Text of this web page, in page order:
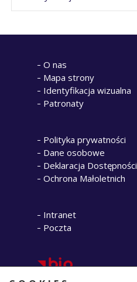
O nas
Mapa strony
Identyfikacja wizualna
Patronaty
Polityka prywatności
Dane osobowe
Deklaracja Dostępności
Ochrona Małoletnich
Intranet
Poczta